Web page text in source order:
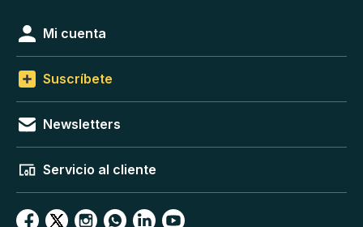
Mi cuenta
Suscríbete
Newsletters
Servicio al cliente